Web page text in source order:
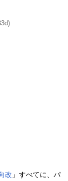
改 」すべてに、パ